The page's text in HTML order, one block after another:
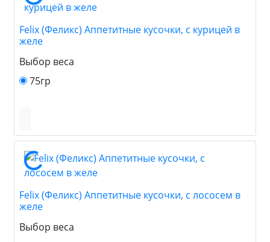
Felix (Феликс) Аппетитные кусочки, с курицей в
желе
Выбор веса
75гр
Felix (Феликс) Аппетитные кусочки, с лососем в
желе
Выбор веса